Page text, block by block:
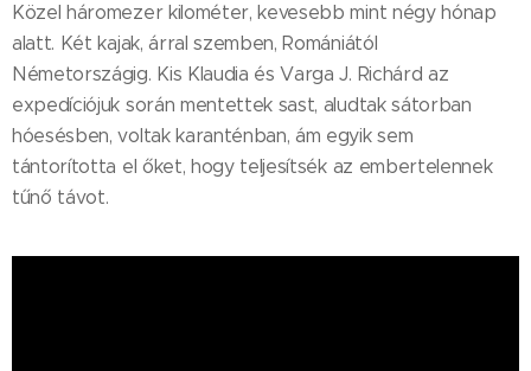
Közel háromezer kilométer, kevesebb mint négy hónap
alatt. Két kajak, árral szemben, Romániától
Németországig. Kis Klaudia és Varga J. Richárd az
expedíciójuk során mentettek sast, aludtak sátorban
hóesésben, voltak karanténban, ám egyik sem
tántorította el őket, hogy teljesítsék az embertelennek
tűnő távot.